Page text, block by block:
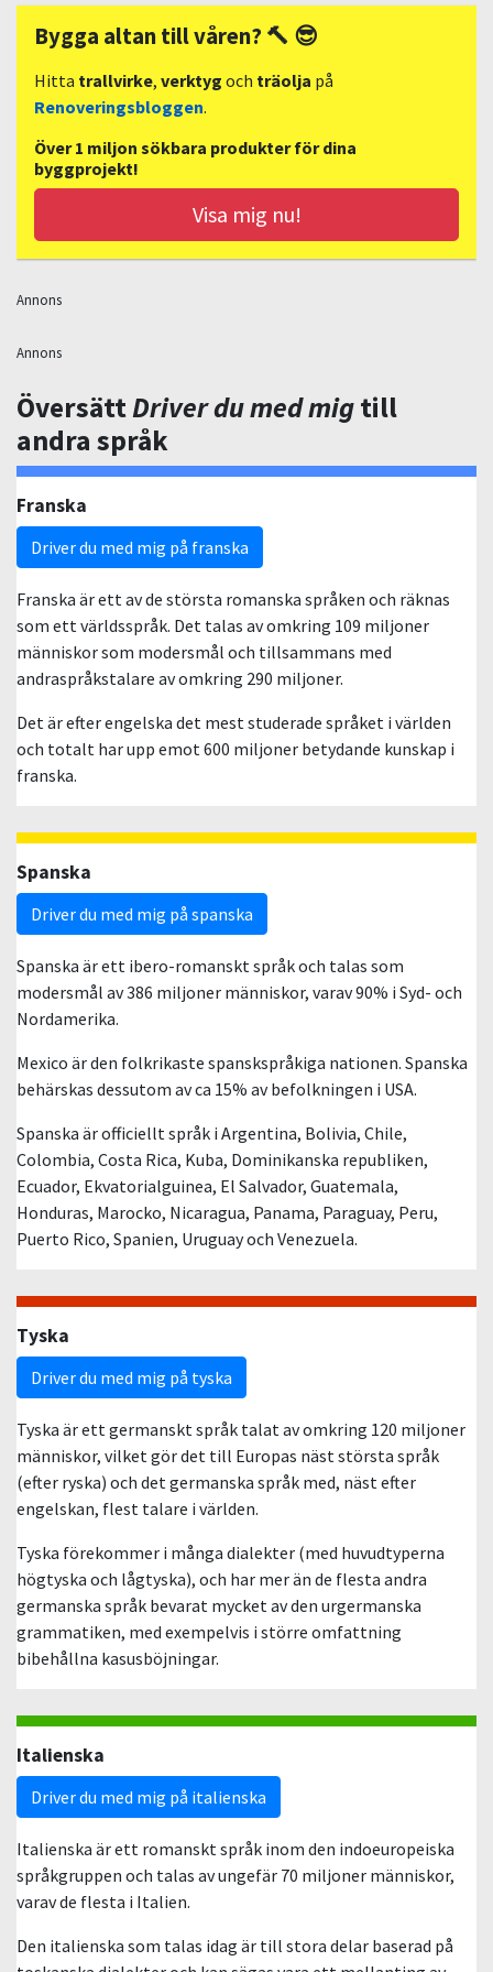
Bygga altan till våren? 🔨 😎
Hitta trallvirke, verktyg och träolja på
Renoveringsbloggen.
Över 1 miljon sökbara produkter för dina
byggprojekt!
Visa mig nu!
Annons
Annons
ÖversättDriver du med migtill
andra språk
Franska
Driver du med mig på franska
Franska är ett av de största romanska språken och räknas
som ett världsspråk. Det talas av omkring 109 miljoner
människor som modersmål och tillsammans med
andraspråkstalare av omkring 290 miljoner.
Det är efter engelska det mest studerade språket i världen
och totalt har upp emot 600 miljoner betydande kunskap i
franska.
Spanska
Driver du med mig på spanska
Spanska är ett ibero-romanskt språk och talas som
modersmål av 386 miljoner människor, varav 90% i Syd- och
Nordamerika.
Mexico är den folkrikaste spanskspråkiga nationen. Spanska
behärskas dessutom av ca 15% av befolkningen i USA.
Spanska är officiellt språk i Argentina, Bolivia, Chile,
Colombia, Costa Rica, Kuba, Dominikanska republiken,
Ecuador, Ekvatorialguinea, El Salvador, Guatemala,
Honduras, Marocko, Nicaragua, Panama, Paraguay, Peru,
Puerto Rico, Spanien, Uruguay och Venezuela.
Tyska
Driver du med mig på tyska
Tyska är ett germanskt språk talat av omkring 120 miljoner
människor, vilket gör det till Europas näst största språk
(efter ryska) och det germanska språk med, näst efter
engelskan, flest talare i världen.
Tyska förekommer i många dialekter (med huvudtyperna
högtyska och lågtyska), och har mer än de flesta andra
germanska språk bevarat mycket av den urgermanska
grammatiken, med exempelvis i större omfattning
bibehållna kasusböjningar.
Italienska
Driver du med mig på italienska
Italienska är ett romanskt språk inom den indoeuropeiska
språkgruppen och talas av ungefär 70 miljoner människor,
varav de flesta i Italien.
Den italienska som talas idag är till stora delar baserad på